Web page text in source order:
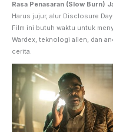
Rasa Penasaran (Slow Burn)
Harus jujur, alur Disclosure
Film ini butuh waktu untuk
Wardex, teknologi alien, dan
cerita.